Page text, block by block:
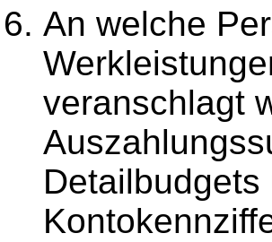
An welche
veranschlagt